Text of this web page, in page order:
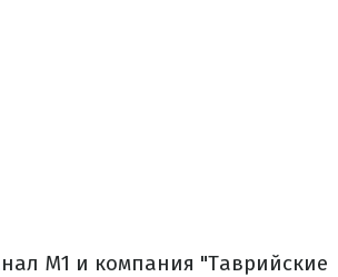
М1 и компания "Таврийские